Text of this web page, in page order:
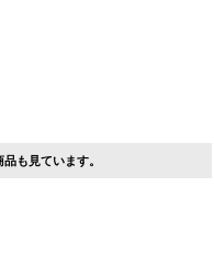
も見ています。